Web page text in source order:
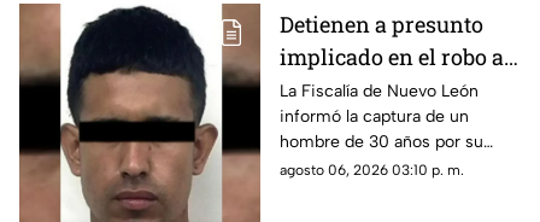
Detienen a presunto
implicado en el robo a
la casa de Karely Ruiz;
huellas dactilares
fueron clave
La Fiscalía de Nuevo León
informó la captura de un
hombre de 30 años por su
presunta participación en el
agosto 06, 2026 03:10 p. m.